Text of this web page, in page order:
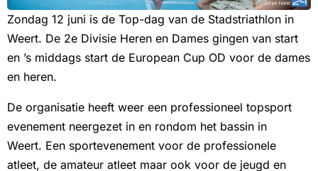
Zondag 12 juni is de Top-dag van de Stadstriathlon in
Weert. De 2e Divisie Heren en Dames gingen van start
en ’s middags start de European Cup OD voor de dames
en heren.
De organisatie heeft weer een professioneel topsport
evenement neergezet in en rondom het bassin in
Weert. Een sportevenement voor de professionele
atleet, de amateur atleet maar ook voor de jeugd en